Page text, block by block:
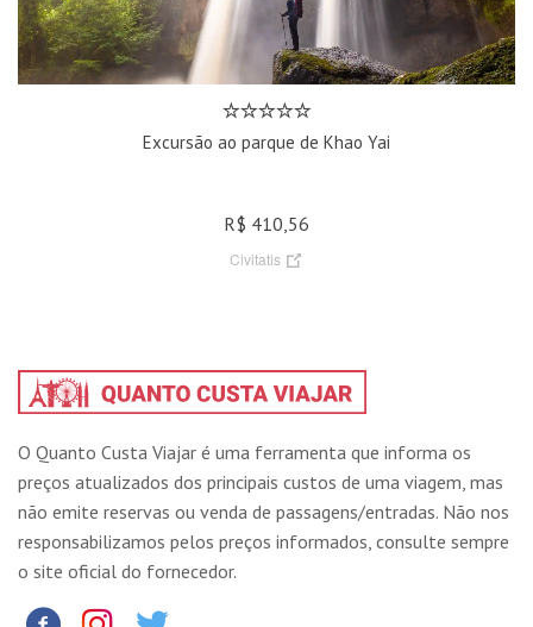
Excursão ao parque de Khao Yai
R$ 410,56
Civitatis
O Quanto Custa Viajar é uma ferramenta que informa os
preços atualizados dos principais custos de uma viagem, mas
não emite reservas ou venda de passagens/entradas. Não nos
responsabilizamos pelos preços informados, consulte sempre
o site oficial do fornecedor.